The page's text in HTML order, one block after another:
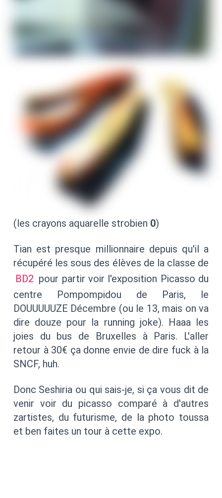
(les crayons aquarelle strobien 0)
Tian est presque millionnaire depuis qu'il a
récupéré les sous des élèves de la classe de
BD2 pour partir voir l'exposition Picasso du
centre Pompompidou de Paris, le
DOUUUUUZE Décembre (ou le 13, mais on va
dire douze pour la running joke). Haaa les
joies du bus de Bruxelles à Paris. L'aller
retour à 30€ ça donne envie de dire fuck à la
SNCF, huh.
Donc Seshiria ou qui sais-je, si ça vous dit de
venir voir du picasso comparé à d'autres
zartistes, du futurisme, de la photo toussa
et ben faites un tour à cette expo.